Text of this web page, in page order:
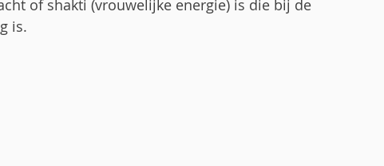
of shakti (vrouwelijke energie) is die bij de
is.